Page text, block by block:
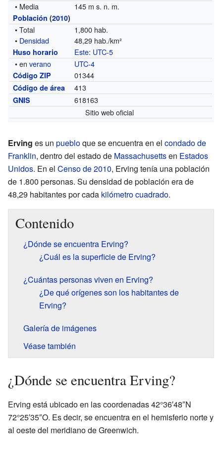
• Media 145 m s. n. m.
Población (2010)
• Total
1,800 hab.
• Densidad 48,29 hab./km²
Huso horario Este: UTC-5
• enverano UTC-4
Código ZIP 01344
Código de área 413
GNIS
618163
Sitio web oficial
Erving es un puebloque se encuentra en el condado de
Franklin, dentro del estado de Massachusettsen Estados
Unidos. En el Censo de 2010, Erving tenía una población
de 1.800 personas. Su densidad de población era de
48,29 habitantes por cada kilómetro cuadrado.
Contenido
¿Dónde se encuentra Erving?
¿Cuál es la superficie de Erving?
¿Cuántas personas viven en Erving?
¿De qué orígenes son los habitantes de
Erving?
Galería de imágenes
Véase también
¿Dónde se encuentra Erving?
Erving está ubicado en las coordenadas 42°36′48″N
72°25′35″O. Es decir, se encuentra en el hemisferio norte y
al oeste del meridiano de Greenwich.